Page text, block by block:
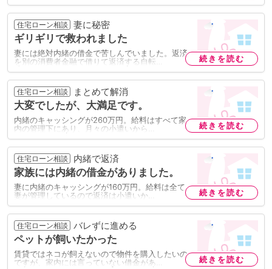
住宅ローン相談 妻に秘密
ギリギリで救われました
妻には絶対内緒の借金で苦しんでいました。返済
を別の消費者金融で借りて返済する自転…
続きを読む
住宅ローン相談 まとめて解消
大変でしたが、大満足です。
内緒のキャッシングが260万円。給料はすべて家
内の管理下にあり、月々の小遣いから…
続きを読む
住宅ローン相談 内緒で返済
家族には内緒の借金がありました。
妻に内緒のキャッシングが160万円。給料は全て
妻が管理しているので返済は小遣いか…
続きを読む
住宅ローン相談 バレずに進める
ペットが飼いたかった
賃貸ではネコが飼えないので物件を購入したいの
ですが、家内には言っていない借金があ…
続きを読む